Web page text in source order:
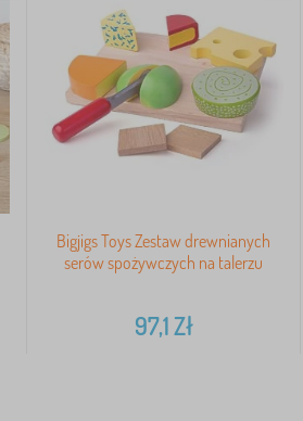
Bigjigs Toys Zestaw drewnianych
serów spożywczych na talerzu
97,1Zł